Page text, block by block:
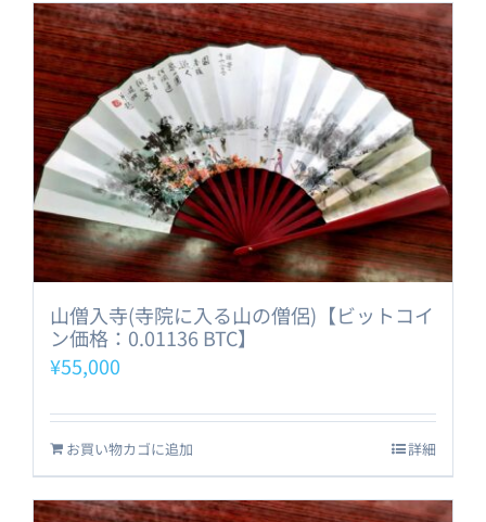
山僧入寺(寺院に入る山の僧侶)【ビットコイ
ン価格：0.01136 BTC】
¥55,000
お買い物カゴに追加 詳細